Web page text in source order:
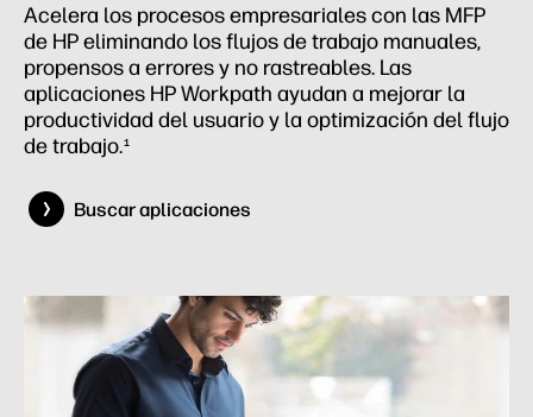
Acelera los procesos empresariales con las MFP
de HP eliminando los flujos de trabajo manuales,
propensos a errores y no rastreables. Las
aplicaciones HP Workpath ayudan a mejorar la
productividad del usuario y la optimización del flujo
de trabajo.1
Buscar aplicaciones